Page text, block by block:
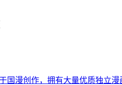
国漫创作，拥有大量优质独立